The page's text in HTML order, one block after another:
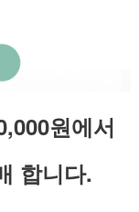
원에서
합니다.